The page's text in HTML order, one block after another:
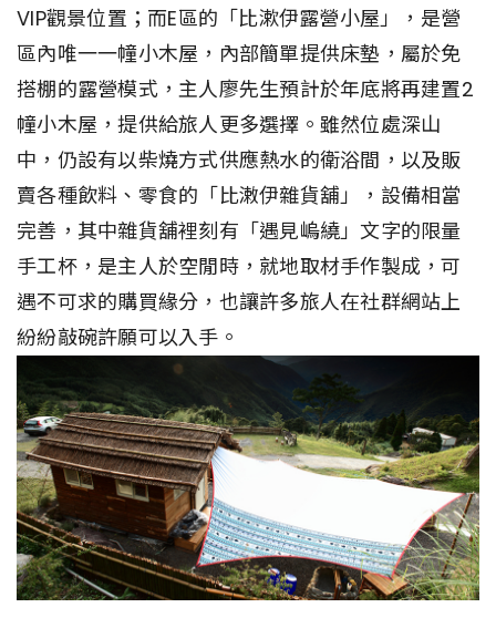
VIP觀景位置；而E區的「比漱伊露營小屋」，是營
區內唯一一幢小木屋，內部簡單提供床墊，屬於免
搭棚的露營模式，主人廖先生預計於年底將再建置2
幢小木屋，提供給旅人更多選擇。雖然位處深山
中，仍設有以柴燒方式供應熱水的衛浴間，以及販
賣各種飲料、零食的「比潄伊雜貨舖」，設備相當
完善，其中雜貨舖裡刻有「遇見嵨繞」文字的限量
手工杯，是主人於空閒時，就地取材手作製成，可
遇不可求的購買緣分，也讓許多旅人在社群網站上
紛紛敲碗許願可以入手。